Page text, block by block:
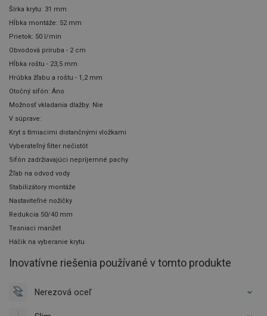
Šírka krytu: 31 mm
Hĺbka montáže: 52 mm
Prietok: 50 l/min
Obvodová príruba - 2 cm
Hĺbka roštu - 23,5 mm
Hrúbka žľabu a roštu - 1,2 mm
Otočný sifón: Áno
Možnosť vkladania dlažby: Nie
V súprave:
Kryt s tlmiacimi distančnými vložkami
Vyberateľný filter nečistôt
Sifón zadržiavajúci nepríjemné pachy
Žľab na odvod vody
Stabilizátory montáže
Nastaviteľné nožičky
Redukcia 50/40 mm
Tesniaci manžet
Háčik na vyberanie krytu
Inovatívne riešenia používané v tomto produkte
Nerezová oceľ